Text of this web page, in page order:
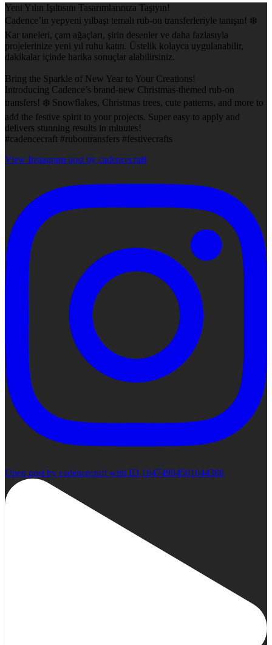
Yeni Yılın Işıltısını Tasarımlarınıza Taşıyın!
Cadence’in yepyeni yılbaşı temalı rub-on transferleriyle tanışın! ❄️
Kar taneleri, çam ağaçları, şirin desenler ve daha fazlasıyla
projelerinize yeni yıl ruhu katın. Üstelik kolayca uygulanabilir,
dakikalar içinde harika sonuçlar alabilirsiniz.
Bring the Sparkle of New Year to Your Creations!
Introducing Cadence’s brand-new Christmas-themed rub-on
transfers! ❄️ Snowflakes, Christmas trees, cute patterns, and more to
add the festive spirit to your projects. Super easy to apply and
delivers stunning results in minutes!
#cadencecraft #rubontransfers #festivecrafts
View Instagram post by cadencecraft
Open post by cadencecraft with ID 18474994501044388